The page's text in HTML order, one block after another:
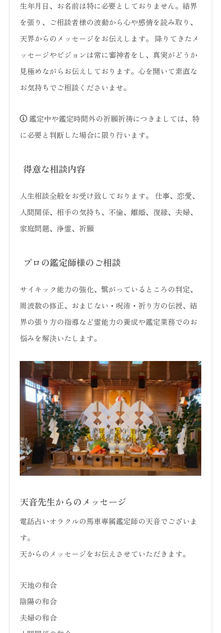
生年月日、お名前は特に必要としておりません。結界
を張り、ご相談者様の波動から心や感情を読み取り、
天界からのメッセージをお伝えします。 降りてきたメ
ッセージやビジョンは常に審神者をし、真実がどうか
見極めながらお伝えしております。心を開いて素直な
お気持ちでご相談くださいませ。
鑑定中や鑑定時間外の祈願祈祷につきましては、特
に必要と判断した場合に限り行います。
得意な相談内容
人生相談全般をお受け致しております。 仕事、恋愛、
人間関係、相手の気持ち、不倫、離婚、復縁、夫婦、
家庭問題、浄霊、祈願
プロの鑑定師様のご相談
サイキック能力の強化、繋がっているところの判定、
周波数の修正、おまじない・呪術・祈り方の伝授、結
界の張り方の指導など霊能力の養成や鑑定業務でのお
悩みを解決いたします。
天音先生からのメッセージ
電話占いオラクルの馬車専属鑑定師の天音でございま
す。
天からのメッセージをお伝えさせていただきます。
天地の和合
陰陽の和合
夫婦の和合